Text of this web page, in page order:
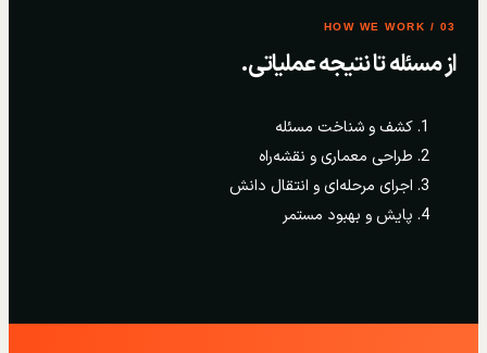
03 / HOW WE WORK
از مسئله تا نتیجه عملیاتی.
کشف و شناخت مسئله
طراحی معماری و نقشه‌راه
اجرای مرحله‌ای و انتقال دانش
پایش و بهبود مستمر